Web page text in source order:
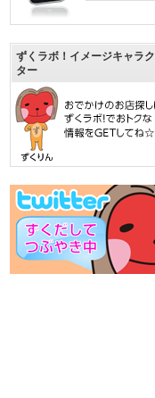
ずくラボ！イメージキャラク
ター